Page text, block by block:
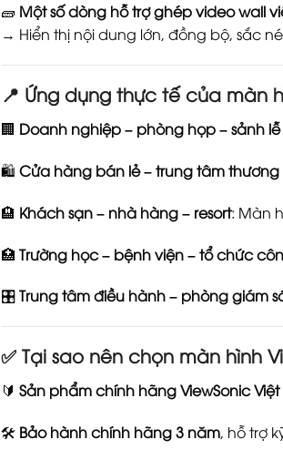
🧱 Một số dòng hỗ trợ ghép video wall
→ Hiển thị nội dung lớn, đồng bộ, sắc
📍 Ứng dụng thực tế của màn
🏢 Doanh nghiệp – phòng họp – sảnh
🛍️ Cửa hàng bán lẻ – trung tâm thương
🏨 Khách sạn – nhà hàng – resort: Màn
🏥 Trường học – bệnh viện – tổ chức
🎛️Trung tâm điều hành – phòng giám
✅ Tại sao nên chọn màn hình
🔰 Sản phẩm chính hãng ViewSonic
🛠️ Bảo hành chính hãng 3 năm, hỗ trợ